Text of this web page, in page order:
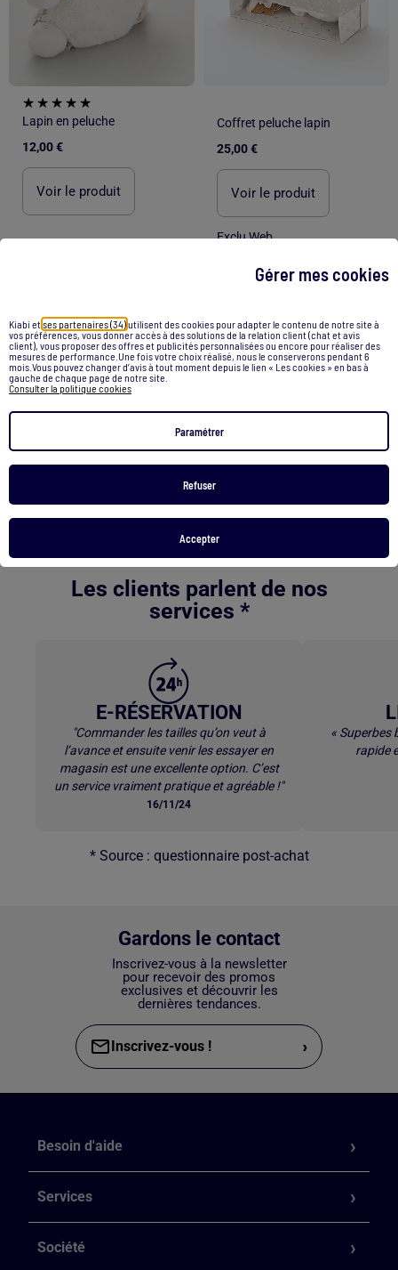
Gérer mes cookies
Kiabi et ses partenaires (34)utilisent des cookies pour adapter le contenu de notre site à
vos préférences, vous donner accès à des solutions de la relation client (chat et avis
client), vous proposer des offres et publicités personnalisées ou encore pour réaliser des
mesures de performance.Une fois votre choix réalisé, nous le conserverons pendant 6
mois.Vous pouvez changer d’avis à tout moment depuis le lien « Les cookies » en bas à
gauche de chaque page de notre site.
Consulter la politique cookies
Paramétrer
Refuser
Accepter
Lapin en peluche
12,00 €
Voir le produit
Coffret peluche lapin
25,00 €
Voir le produit
Exclu Web
Recommandations
Doudoune sans manches
Tapis en laine
Couverture en laine
Tapis de jeu pliable
Pantacourt fluide femme
Veste blanche bébé garçon
Les clients parlent de nos
services *
E-RÉSERVATION
"Commander les tailles qu’on veut à
l’avance et ensuite venir les essayer en
magasin est une excellente option. C’est
un service vraiment pratique et agréable !"
16/11/24
« Superbes
rapide
* Source : questionnaire post-achat
Gardons le contact
Inscrivez-vous à la newsletter
pour recevoir des promos
exclusives et découvrir les
dernières tendances.
Inscrivez-vous ! ›
Besoin d'aide
Services
Société